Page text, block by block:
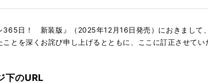
365日！ 新装版』（2025年12月16日発売）におきまして
とを深くお詫び申し上げるとともに、ここに訂正させてい
のURL